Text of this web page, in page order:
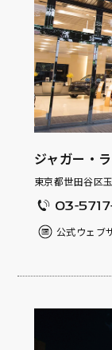
ジャガー・
東京都世田谷区
03-
公式ウェブ